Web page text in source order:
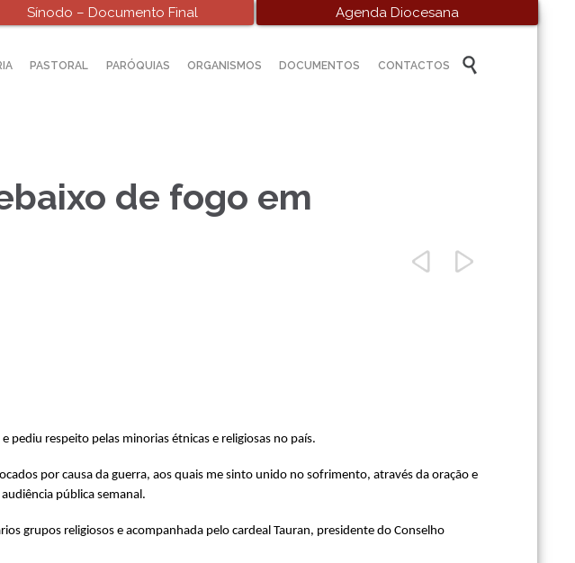
Sínodo – Documento Final Agenda Diocesana
Skip
to
PASTORAL PARÓQUIAS ORGANISMOS DOCUMENTOS CONTACTOS 
de fogo em
 
pediu respeito pelas minorias étnicas e religiosas no país.
por causa da guerra, aos quais me sinto unido no sofrimento, através da oração e
pública semanal.
grupos religiosos e acompanhada pelo cardeal Tauran, presidente do Conselho